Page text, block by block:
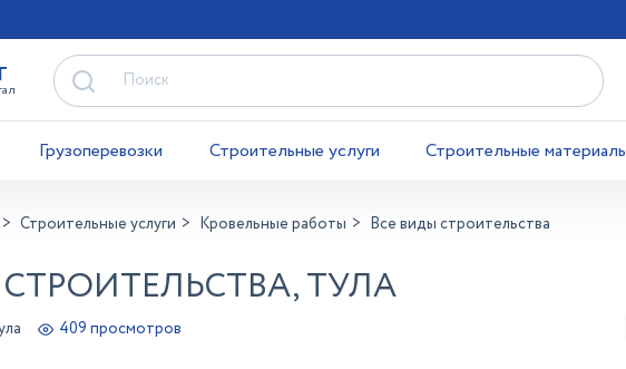
Грузоперевозки Строительные услуги Строительные
Строительные услуги Кровельные работы Все виды строительства
ТУЛА
409 просмотров